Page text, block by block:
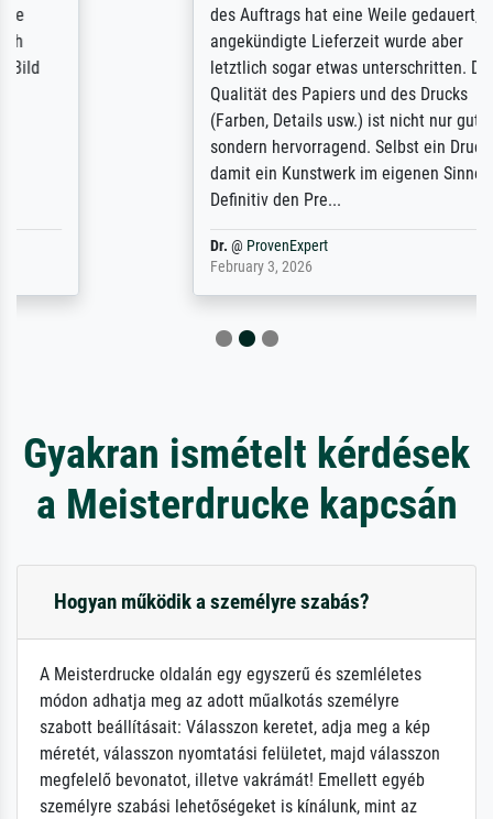
des Auftrags hat eine Weile gedauert, die
angekündigte Lieferzeit wurde aber
letztlich sogar etwas unterschritten. Die
Qualität des Papiers und des Drucks
(Farben, Details usw.) ist nicht nur gut,
sondern hervorragend. Selbst ein Druck ist
damit ein Kunstwerk im eigenen Sinne.
Definitiv den Pre...
Gyakran ismételt kérdések
a Meisterdrucke kapcsán
Hogyan működik a személyre szabás?
A Meisterdrucke oldalán egy egyszerű és szemléletes
módon adhatja meg az adott műalkotás személyre
szabott beállításait: Válasszon keretet, adja meg a kép
méretét, válasszon nyomtatási felületet, majd válasszon
megfelelő bevonatot, illetve vakrámát! Emellett egyéb
személyre szabási lehetőségeket is kínálunk, mint az